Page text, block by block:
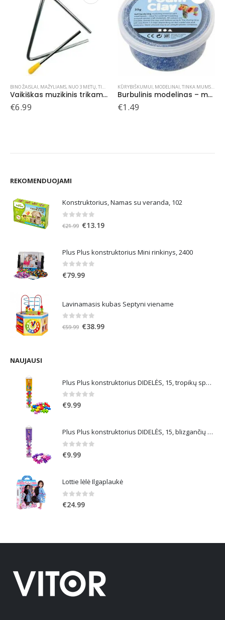
IKI 112 METŲ
PLUS PLUS PLASTIKINĖJE PAKUOTĖJE ,TINKA MUMS IKI 112 METŲ
BINO ŽAISLAI, MAŽYLIAMS, NUO 3 METŲ,TINKA MUMS IKI 112 METŲ
Vaikiškas muzikinis trikampis
€6.99
KŪRYBIŠKUMUI, MODELINAI,TINKA MUMS IKI 112 METŲ
Burbulinis modelinas – mėlyna spalva 35 gr
€1.49
REKOMENDUOJAMI
Konstruktorius, Namas su veranda, 102
out of 5
€21.99 Original
€21.99.
€13.19Current
€13.19.
Plus Plus konstruktorius Mini rinkinys, 2400
0out of 5
€79.99
Lavinamasis kubas Septyni viename
out of 5
€59.99 Original
€38.99Current
NAUJAUSI
Plus Plus konstruktorius DIDELĖS, 15, tropikų spalvos
0out of 5
€9.99
Plus Plus konstruktorius DIDELĖS, 15, blizgančių spalvų
0out of 5
€9.99
Lottie lėlė Ilgaplaukė
0 out of 5
€24.99